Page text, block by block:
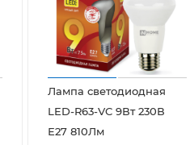
Лампа светодиодная
LED-R63-VC 9Вт 230В
Е27 810Лм